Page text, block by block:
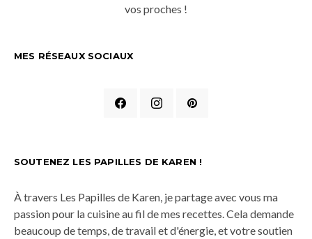
vos proches !
MES RÉSEAUX SOCIAUX
SOUTENEZ LES PAPILLES DE KAREN !
À travers Les Papilles de Karen, je partage avec vous ma
passion pour la cuisine au fil de mes recettes. Cela demande
beaucoup de temps, de travail et d'énergie, et votre soutien